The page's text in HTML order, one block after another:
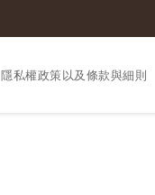
隱私權政策以及條款與細則